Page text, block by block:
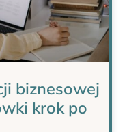
biznesowej
krok po